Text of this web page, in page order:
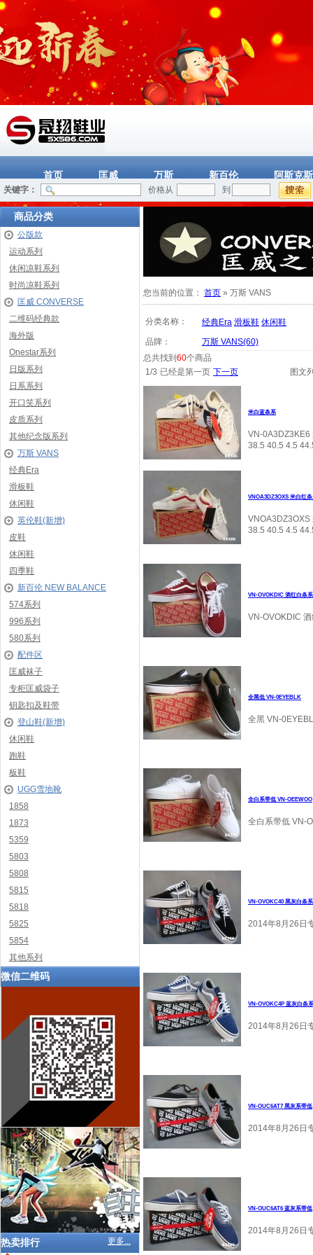
首页 匡威 万斯 新百伦 阿斯克斯
关键字： 价格从 到
商品分类
公版款
运动系列
休闲凉鞋系列
时尚凉鞋系列
匡威 CONVERSE
二维码经典款
海外版
Onestar系列
日版系列
日系系列
开口笑系列
皮质系列
其他纪念版系列
万斯 VANS
经典Era
滑板鞋
休闲鞋
英伦鞋(新增)
皮鞋
休闲鞋
四季鞋
新百伦 NEW BALANCE
574系列
996系列
580系列
配件区
匡威袜子
专柜匡威袋子
钥匙扣及鞋带
登山鞋(新增)
休闲鞋
跑鞋
板鞋
UGG雪地靴
1858
1873
5359
5803
5808
5815
5818
5825
5854
其他系列
微信二维码
热卖排行 更多...
您当前的位置： 首页 » 万斯 VANS
分类名称： 经典Era 滑板鞋 休闲鞋
品牌：
万斯 VANS(60)
总共找到 60个商品
1/3 已经是第一页 下一页 图文
米白蓝条系
VN-0A3DZ3KE6
38.5 40.5 4.5
VNOA3DZ3OXS 米白红
38.5 40.5 4.5
VN-OVOKDIC 酒红白条
VN-OVOKDIC
全黑低 VN-0EYEBLK
全黑 VN-
全白系带低 VN-OEEWOO
全白系带低 VN-
VN-OVOKC40 黑灰白条
2014年8月26日
VN-OVOKC4P 蓝灰白条
2014年8月26日
VN-OUC6AT7 黑灰系带低
2014年8月26日
VN-OUC6AT6 蓝灰系带低
2014年8月26日